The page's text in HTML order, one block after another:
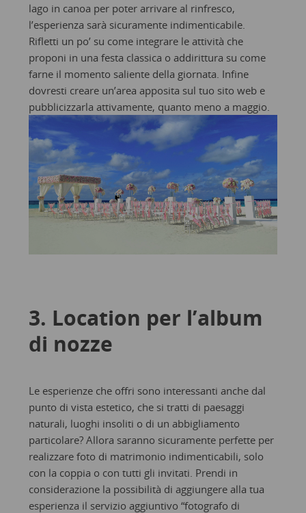
lago in canoa per poter arrivare al rinfresco,
l’esperienza sarà sicuramente indimenticabile.
Rifletti un po’ su come integrare le attività che
proponi in una festa classica o addirittura su come
farne il momento saliente della giornata. Infine
dovresti creare un’area apposita sul tuo sito web e
pubblicizzarla attivamente, quanto meno a maggio.
3. Location per l’album
di nozze
Le esperienze che offri sono interessanti anche dal
punto di vista estetico, che si tratti di paesaggi
naturali, luoghi insoliti o di un abbigliamento
particolare? Allora saranno sicuramente perfette per
realizzare foto di matrimonio indimenticabili, solo
con la coppia o con tutti gli invitati. Prendi in
considerazione la possibilità di aggiungere alla tua
esperienza il servizio aggiuntivo “fotografo di